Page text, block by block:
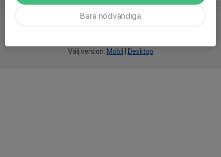
Välj version: Mobil Desktop
Bara nödvändiga